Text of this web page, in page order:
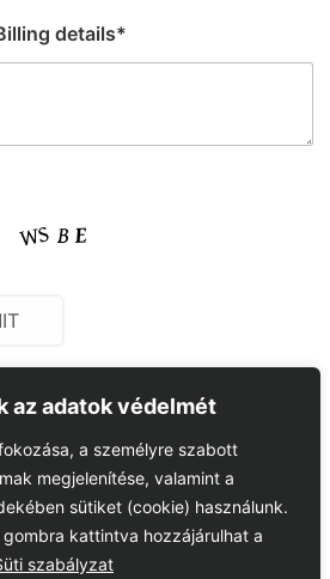
az adatok védelmét
a személyre szabott
megjelenítése, valamint a
sütiket (cookie) használunk.
kattintva hozzájárulhat a
szabályzat
details*